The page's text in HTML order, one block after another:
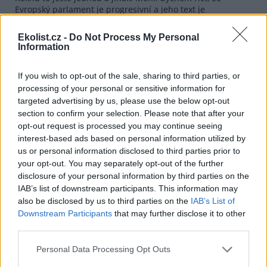
Ekolist.cz - Do Not Process My Personal
Information
If you wish to opt-out of the sale, sharing to third parties, or
processing of your personal or sensitive information for
targeted advertising by us, please use the below opt-out
section to confirm your selection. Please note that after your
opt-out request is processed you may continue seeing
interest-based ads based on personal information utilized by
us or personal information disclosed to third parties prior to
your opt-out. You may separately opt-out of the further
disclosure of your personal information by third parties on the
IAB’s list of downstream participants. This information may
also be disclosed by us to third parties on the IAB’s List of
Downstream Participants that may further disclose it to other
Personal Data Processing Opt Outs
Evropský parlament je progresivní a jeho text je
tedy přednost textu EP. Chladně uvažující právník ale
řekne: text předložený Evropským parlamentem vypadá
neobratně nebo nekorektně vyjádřeno.
Takže je to to samé …
V mnoha případech je znění Evropského parlamentu ve
skutečnosti daleko horší.
Formulací, nebo důsledky?
Formulací. Abych byl ale přesný – ten důsledek není pro
nikoho žádnou katastrofou. Nevím, proč by se měl
vzbuzovat dojem, že si někdo nepřeje nahrazení velmi
nebezpečné látky látkou méně nebezpečnou.
Rada evropského chemického průmyslu (CEFIC) měla 18.
října obrovský inzerát v European Voice, kde varovala
před tím, aby byla zavedena substituce. To není
vzbuzování dojmu, to oni jasně říkají.